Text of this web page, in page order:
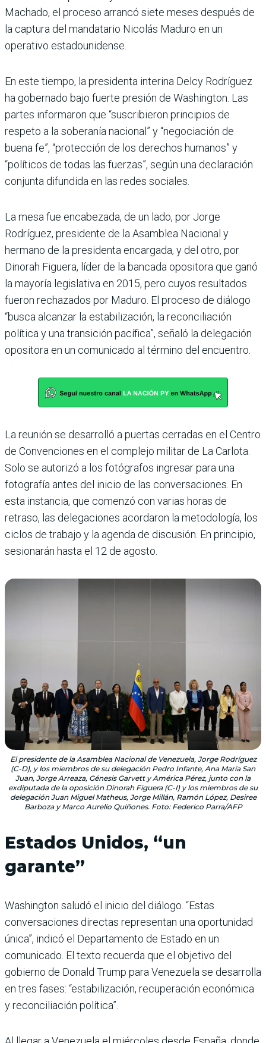
Machado, el proceso arrancó siete meses después de
la captura del mandatario Nicolás Maduro en un
operativo estadounidense.
En este tiempo, la presidenta interina Delcy Rodríguez
ha gobernado bajo fuerte presión de Washington. Las
partes informaron que “suscribieron principios de
respeto a la soberanía nacional” y “negociación de
buena fe”, “protección de los derechos humanos” y
“políticos de todas las fuerzas”, según una declaración
conjunta difundida en las redes sociales.
La mesa fue encabezada, de un lado, por Jorge
Rodríguez, presidente de la Asamblea Nacional y
hermano de la presidenta encargada, y del otro, por
Dinorah Figuera, líder de la bancada opositora que ganó
la mayoría legislativa en 2015, pero cuyos resultados
fueron rechazados por Maduro. El proceso de diálogo
“busca alcanzar la estabilización, la reconciliación
política y una transición pacífica”, señaló la delegación
opositora en un comunicado al término del encuentro.
La reunión se desarrolló a puertas cerradas en el Centro
de Convenciones en el complejo militar de La Carlota.
Solo se autorizó a los fotógrafos ingresar para una
fotografía antes del inicio de las conversaciones. En
esta instancia, que comenzó con varias horas de
retraso, las delegaciones acordaron la metodología, los
ciclos de trabajo y la agenda de discusión. En principio,
sesionarán hasta el 12 de agosto.
El presidente de la Asamblea Nacional de Venezuela, Jorge Rodríguez
(C-D), y los miembros de su delegación Pedro Infante, Ana María San
Juan, Jorge Arreaza, Génesis Garvett y América Pérez, junto con la
exdiputada de la oposición Dinorah Figuera (C-I) y los miembros de su
delegación Juan Miguel Matheus, Jorge Millán, Ramón López, Desiree
Barboza y Marco Aurelio Quiñones. Foto: Federico Parra/AFP
Estados Unidos, “un
garante”
Washington saludó el inicio del diálogo. “Estas
conversaciones directas representan una oportunidad
única”, indicó el Departamento de Estado en un
comunicado. El texto recuerda que el objetivo del
gobierno de Donald Trump para Venezuela se desarrolla
en tres fases: “estabilización, recuperación económica
y reconciliación política”.